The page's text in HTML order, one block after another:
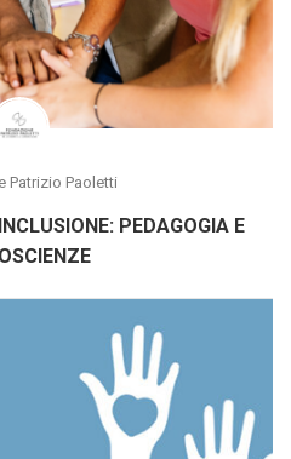
Patrizio Paoletti
PEDAGOGIA E